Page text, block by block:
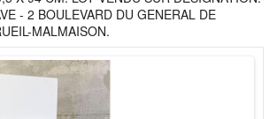
- 2 BOULEVARD DU GENERAL DE
MALMAISON.